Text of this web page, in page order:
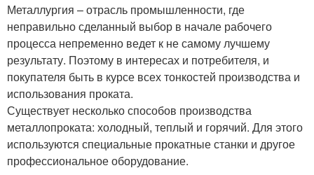
Металлургия – отрасль промышленности, где
неправильно сделанный выбор в начале рабочего
процесса непременно ведет к не самому лучшему
результату. Поэтому в интересах и потребителя, и
покупателя быть в курсе всех тонкостей производства и
использования проката.
Существует несколько способов производства
металлопроката: холодный, теплый и горячий. Для этого
используются специальные прокатные станки и другое
профессиональное оборудование.